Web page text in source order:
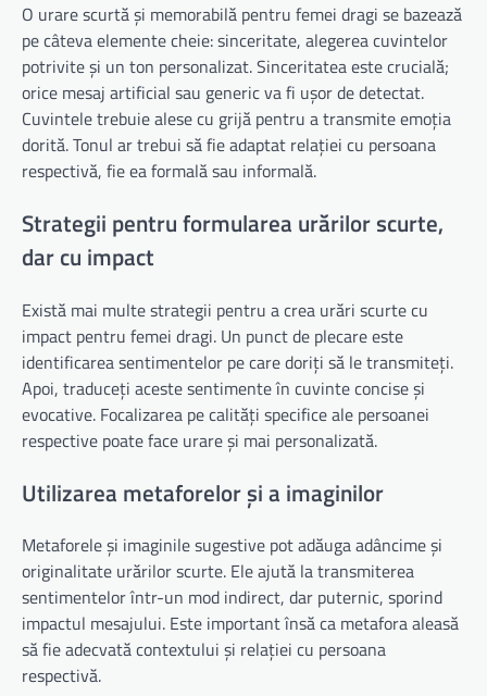
O urare scurtă și memorabilă pentru femei dragi se bazează
pe câteva elemente cheie: sinceritate, alegerea cuvintelor
potrivite și un ton personalizat. Sinceritatea este crucială;
orice mesaj artificial sau generic va fi ușor de detectat.
Cuvintele trebuie alese cu grijă pentru a transmite emoția
dorită. Tonul ar trebui să fie adaptat relației cu persoana
respectivă, fie ea formală sau informală.
Strategii pentru formularea urărilor scurte,
dar cu impact
Există mai multe strategii pentru a crea urări scurte cu
impact pentru femei dragi. Un punct de plecare este
identificarea sentimentelor pe care doriți să le transmiteți.
Apoi, traduceți aceste sentimente în cuvinte concise și
evocative. Focalizarea pe calități specifice ale persoanei
respective poate face urare și mai personalizată.
Utilizarea metaforelor și a imaginilor
Metaforele și imaginile sugestive pot adăuga adâncime și
originalitate urărilor scurte. Ele ajută la transmiterea
sentimentelor într-un mod indirect, dar puternic, sporind
impactul mesajului. Este important însă ca metafora aleasă
să fie adecvată contextului și relației cu persoana
respectivă.